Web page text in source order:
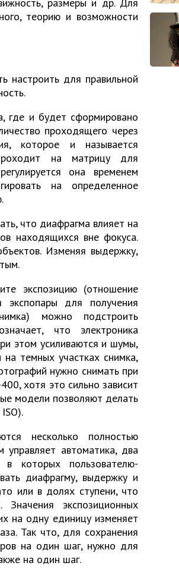
теорию и возможности
настроить для правильной
где и будет сформировано
проходящего через
которое и называется
на матрицу для
она временем
на определенное
что диафрагма влияет на
находящихся вне фокуса.
Изменяя выдержку,
экспозицию (отношение
экспопары для получения
можно подстроить
что электроника
этом усиливаются и шумы,
темных участках снимка,
нужно снимать при
хотя это сильно зависит
модели позволяют делать
несколько полностью
автоматика, два
которых пользователю-
диафрагму, выдержку и
или в долях ступени, что
экспозиционных
на одну единицу изменяет
Так что, для сохранения
на один шаг, нужно для
на один шаг.